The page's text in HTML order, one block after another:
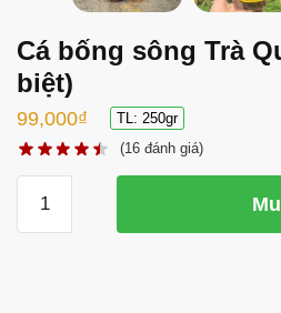
Cá bống sông Trà
biệt)
99,000₫
TL: 250gr
(16 đánh giá)
bống